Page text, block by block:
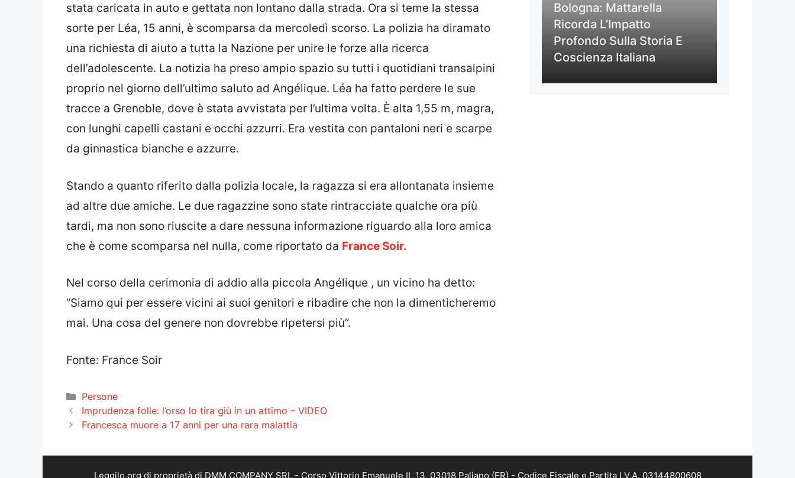
stata caricata in auto e gettata non lontano dalla strada. Ora si teme la stessa
sorte per Léa, 15 anni, è scomparsa da mercoledì scorso. La polizia ha diramato
una richiesta di aiuto a tutta la Nazione per unire le forze alla ricerca
dell’adolescente. La notizia ha preso ampio spazio su tutti i quotidiani transalpini
proprio nel giorno dell’ultimo saluto ad Angélique. Léa ha fatto perdere le sue
tracce a Grenoble, dove è stata avvistata per l’ultima volta. È alta 1,55 m, magra,
con lunghi capelli castani e occhi azzurri. Era vestita con pantaloni neri e scarpe
da ginnastica bianche e azzurre.
Stando a quanto riferito dalla polizia locale, la ragazza si era allontanata insieme
ad altre due amiche. Le due ragazzine sono state rintracciate qualche ora più
tardi, ma non sono riuscite a dare nessuna informazione riguardo alla loro amica
che è come scomparsa nel nulla, come riportato da France Soir.
Nel corso della cerimonia di addio alla piccola Angélique , un vicino ha detto:
“Siamo qui per essere vicini ai suoi genitori e ribadire che non la dimenticheremo
mai. Una cosa del genere non dovrebbe ripetersi più”.
Fonte: France Soir
Categorie
Persone
Imprudenza folle: l’orso lo tira giù in un attimo – VIDEO
Francesca muore a 17 anni per una rara malattia
Bologna: Mattarella
Ricorda L’Impatto
Profondo Sulla Storia E
Coscienza Italiana
Leggilo.org di proprietà di DMM COMPANY SRL - Corso Vittorio Emanuele II, 13, 03018 Paliano (FR) - Codice Fiscale e Partita I.V.A. 03144800608